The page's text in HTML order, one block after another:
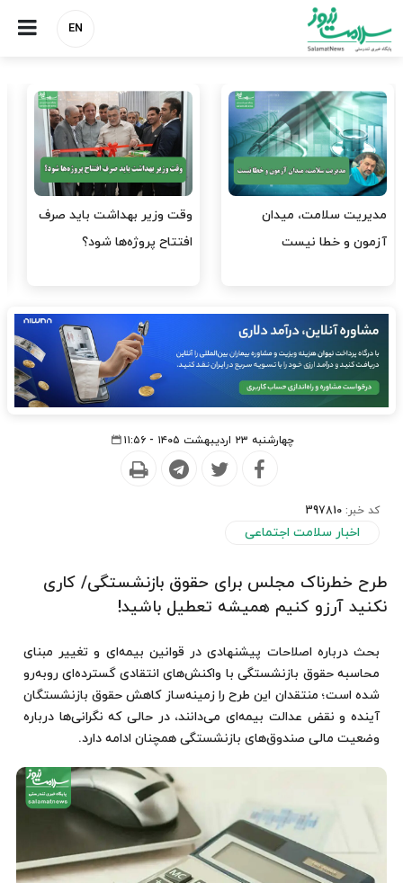
EN
وقت وزیر بهداشت باید صرف
افتتاح پروژه‌ها شود؟
واردات دارو و کالاهای اساسی
باید در اولویت تخصیص ارز
چهارشنبه ۲۳ اردیبهشت ۱۴۰۵ - ۱۱:۵۶
کد خبر: 397810
اخبار سلامت اجتماعی
طرح خطرناک مجلس برای حقوق بازنشستگی/ کاری
نکنید آرزو کنیم همیشه تعطیل باشید!
بحث درباره اصلاحات پیشنهادی در قوانین بیمه‌ای و تغییر مبنای
محاسبه حقوق بازنشستگی با واکنش‌های انتقادی گسترده‌ای روبه‌رو
شده است؛ منتقدان این طرح را زمینه‌ساز کاهش حقوق بازنشستگان
آینده و نقض عدالت بیمه‌ای می‌دانند، در حالی که نگرانی‌ها درباره
وضعیت مالی صندوق‌های بازنشستگی همچنان ادامه دارد.